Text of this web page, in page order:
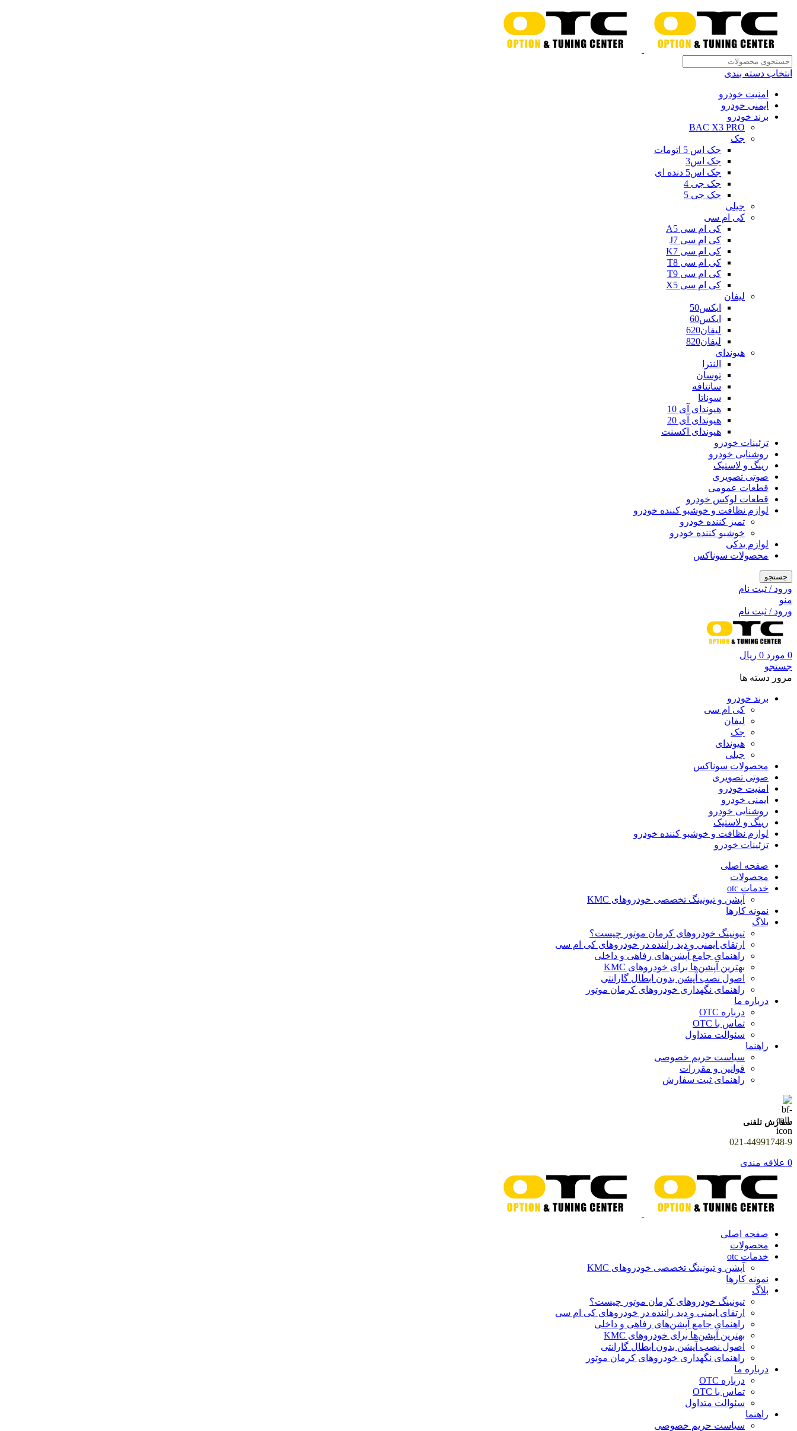
انتخاب دسته بندی
امنیت خودرو
ایمنی خودرو
برند خودرو
BAC X3 PRO
جک
جک اس 5 اتومات
جک اس3
جک اس5 دنده ای
جک جی 4
جک جی 5
جیلی
کی ام سی
کی ام سی A5
کی ام سی J7
کی ام سی K7
کی ام سی T8
کی ام سی T9
کی ام سی X5
لیفان
ایکس50
ایکس60
لیفان620
لیفان820
هیوندای
النترا
توسان
سانتافه
سوناتا
هیوندای آی 10
هیوندای آی 20
هیوندای اکسنت
تزئینات خودرو
روشنایی خودرو
رینگ و لاستیک
صوتی تصویری
قطعات عمومی
قطعات لوکس خودرو
لوازم نظافت و خوشبو کننده خودرو
تمیز کننده خودرو
خوشبو کننده خودرو
لوازم یدکی
محصولات سوناکس
جستجو
ورود / ثبت نام
منو
ورود / ثبت نام
0 مورد 0 ریال
جستجو
مرور دسته ها
برند خودرو
کی ام سی
لیفان
جک
هیوندای
جیلی
محصولات سوناکس
صوتی تصویری
امنیت خودرو
ایمنی خودرو
روشنایی خودرو
رینگ و لاستیک
لوازم نظافت و خوشبو کننده خودرو
تزئینات خودرو
صفحه اصلی
محصولات
خدمات otc
آپشن و تیونینگ تخصصی خودروهای KMC
نمونه کارها
بلاگ
تیونینگ خودروهای کرمان موتور چیست؟
ارتقای ایمنی و دید راننده در خودروهای کی ام سی
راهنمای جامع آپشن‌های رفاهی و داخلی
بهترین آپشن‌ها برای خودروهای KMC
اصول نصب آپشن بدون ابطال گارانتی
راهنمای نگهداری خودروهای کرمان موتور
درباره ما
درباره OTC
تماس با OTC
سئوالت متداول
راهنما
سیاست حریم خصوصی
قوانین و مقررات
راهنمای ثبت سفارش
سفارش تلفنی
021-44991748-9
0 علاقه مندی
صفحه اصلی
محصولات
خدمات otc
آپشن و تیونینگ تخصصی خودروهای KMC
نمونه کارها
بلاگ
تیونینگ خودروهای کرمان موتور چیست؟
ارتقای ایمنی و دید راننده در خودروهای کی ام سی
راهنمای جامع آپشن‌های رفاهی و داخلی
بهترین آپشن‌ها برای خودروهای KMC
اصول نصب آپشن بدون ابطال گارانتی
راهنمای نگهداری خودروهای کرمان موتور
درباره ما
درباره OTC
تماس با OTC
سئوالت متداول
راهنما
سیاست حریم خصوصی